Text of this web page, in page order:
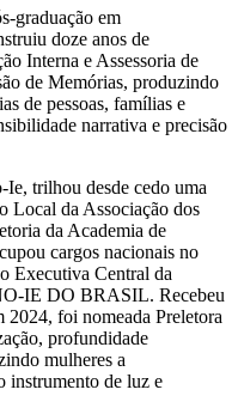
graduação em
doze anos de
Interna e Assessoria de
de Memórias, produzindo
de pessoas, famílias e
narrativa e precisão
trilhou desde cedo uma
Local da Associação dos
da Academia de
cargos nacionais no
Executiva Central da
IE DO BRASIL. Recebeu
2024, foi nomeada Preletora
profundidade
mulheres a
instrumento de luz e